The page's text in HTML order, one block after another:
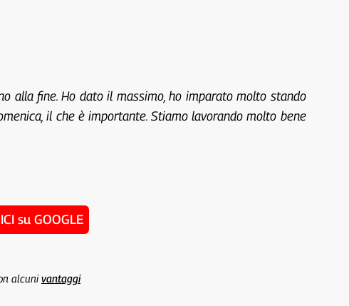
alla fine. Ho dato il massimo, ho imparato molto stando
il che è importante. Stiamo lavorando molto bene
su GOOGLE
alcunivantaggi